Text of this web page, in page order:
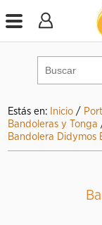
Estás en: Inicio /
Bandoleras y Tonga
Bandolera Didymos